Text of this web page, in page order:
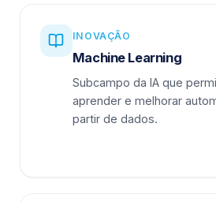
INOVAÇÃO
Machine Learning
Subcampo da IA que
aprender e melhorar
partir de dados.